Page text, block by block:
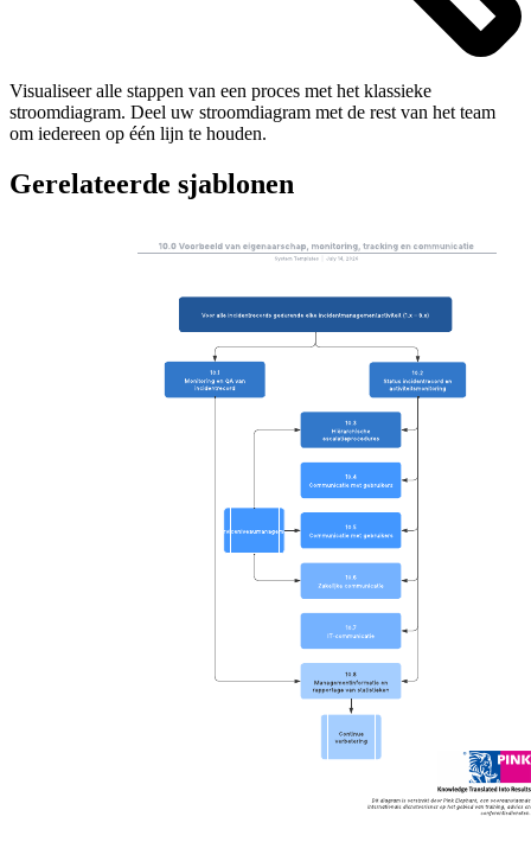
Visualiseer alle stappen van een proces met het klassieke
stroomdiagram. Deel uw stroomdiagram met de rest van het team
om iedereen op één lijn te houden.
Gerelateerde sjablonen